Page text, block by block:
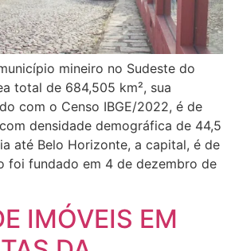
mineiro no Sudeste do
total de 684,505 km², sua
com o Censo IBGE/2022, é de
densidade demográfica de 44,5
até Belo Horizonte, a capital, é de
foi fundado em 4 de dezembro de
IMÓVEIS EM